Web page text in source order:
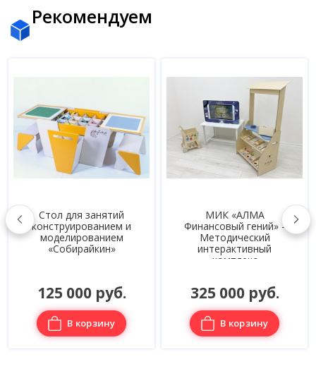
Рекомендуем
Стол для занятий
конструированием и
моделированием
«Собирайкин»
125 000 руб.
В корзину
МИК «АЛМА
Финансовый гений» -
Методический
интерактивный
комплекс
325 000 руб.
В корзину